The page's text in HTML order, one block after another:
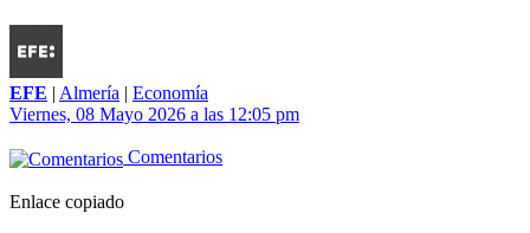
EFE | Almería | Economía
Viernes, 08 Mayo 2026 a las 12:05 pm
Comentarios
Enlace copiado